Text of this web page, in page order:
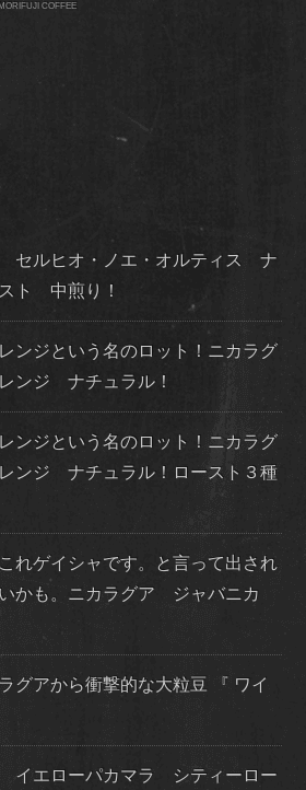
MORIFUJI COFFEE
セルヒオ・ノエ・オルティス ナ
ト 中煎り！
ンジという名のロット！ニカラグ
ンジ ナチュラル！
ンジという名のロット！ニカラグ
ンジ ナチュラル！ロースト３種
れゲイシャです。と言って出され
かも。ニカラグア ジャバニカ
グアから衝撃的な大粒豆 『 ワイ
イエローパカマラ シティーロー